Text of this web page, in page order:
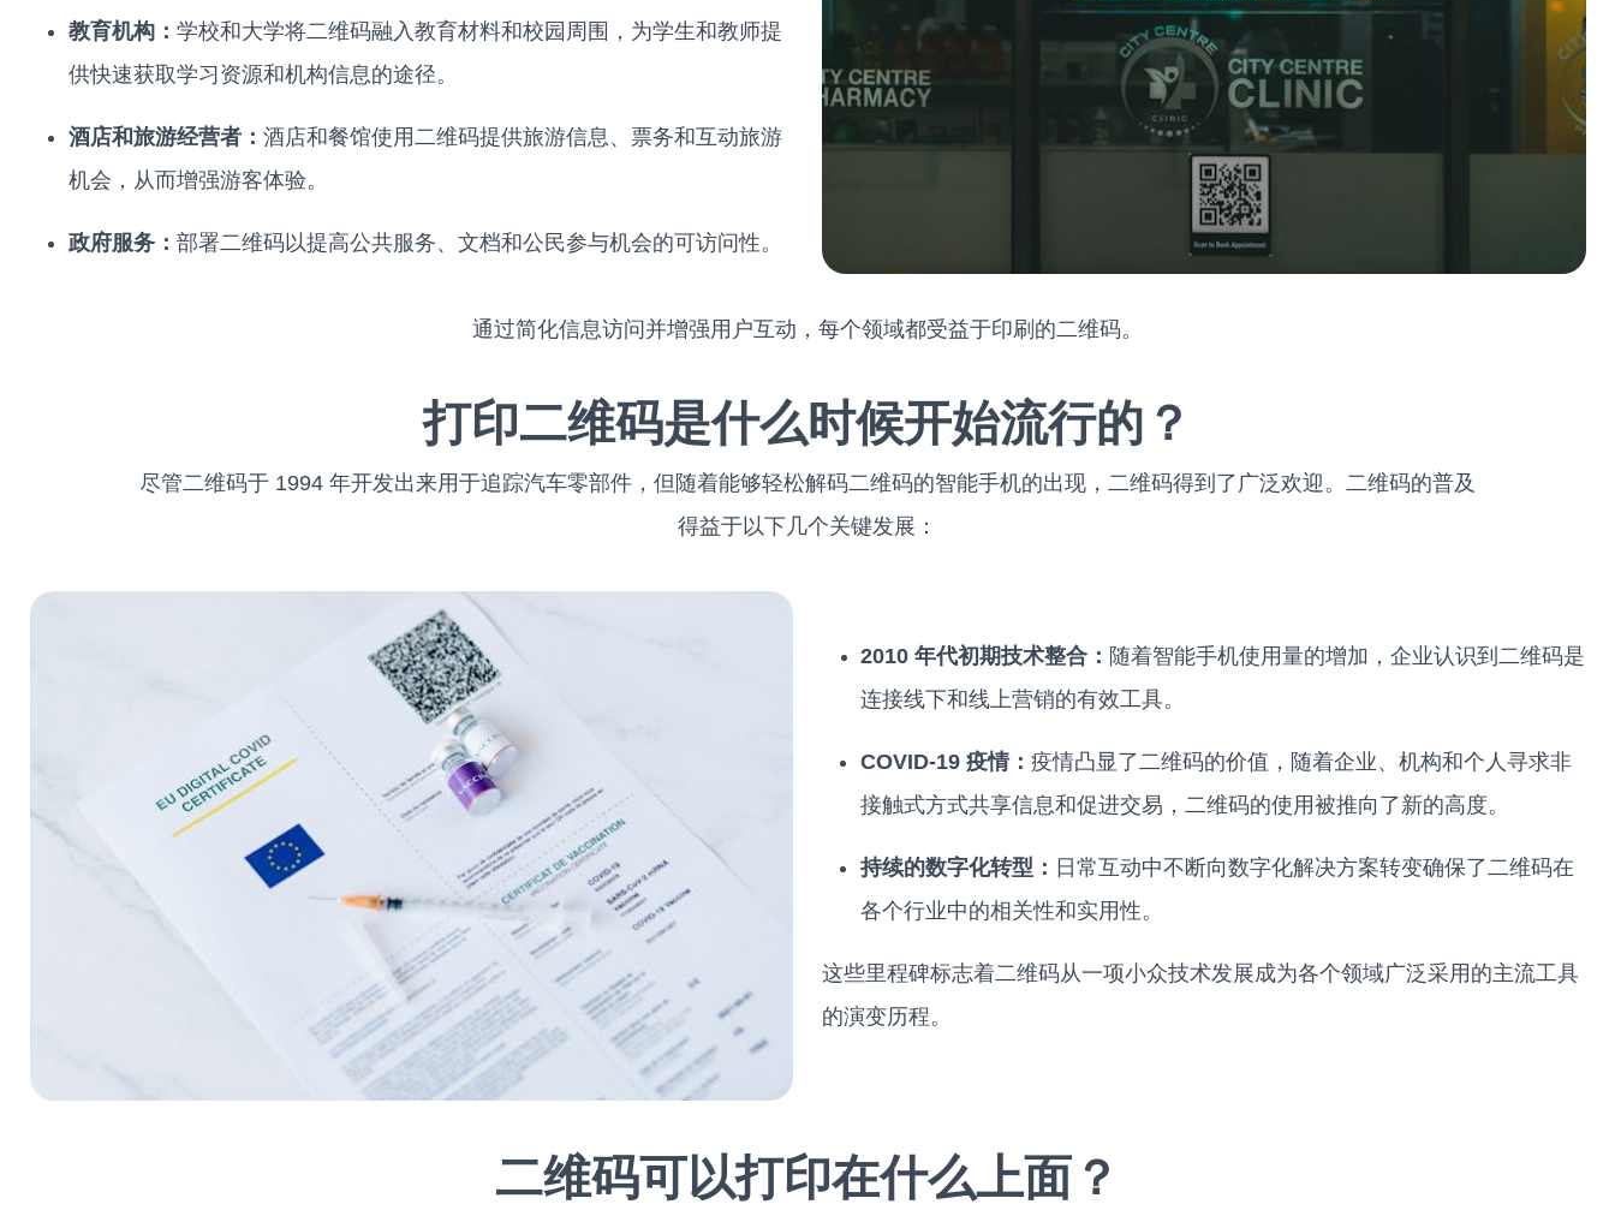
教育机构： 学校和大学将二维码融入教育材料和校园周围，为学生和教师提
供快速获取学习资源和机构信息的途径。
酒店和旅游经营者： 酒店和餐馆使用二维码提供旅游信息、票务和互动旅游
机会，从而增强游客体验。
政府服务： 部署二维码以提高公共服务、文档和公民参与机会的可访问性。
通过简化信息访问并增强用户互动，每个领域都受益于印刷的二维码。
打印二维码是什么时候开始流行的？
尽管二维码于 1994 年开发出来用于追踪汽车零部件，但随着能够轻松解码二维码的智能手机的出现，二维码得到了广泛欢迎。二维码的普及
得益于以下几个关键发展：
2010 年代初期技术整合： 随着智能手机使用量的增加，企业认识到二维码是
连接线下和线上营销的有效工具。
COVID-19 疫情： 疫情凸显了二维码的价值，随着企业、机构和个人寻求非
接触式方式共享信息和促进交易，二维码的使用被推向了新的高度。
持续的数字化转型： 日常互动中不断向数字化解决方案转变确保了二维码在
各个行业中的相关性和实用性。
这些里程碑标志着二维码从一项小众技术发展成为各个领域广泛采用的主流工具
的演变历程。
二维码可以打印在什么上面？